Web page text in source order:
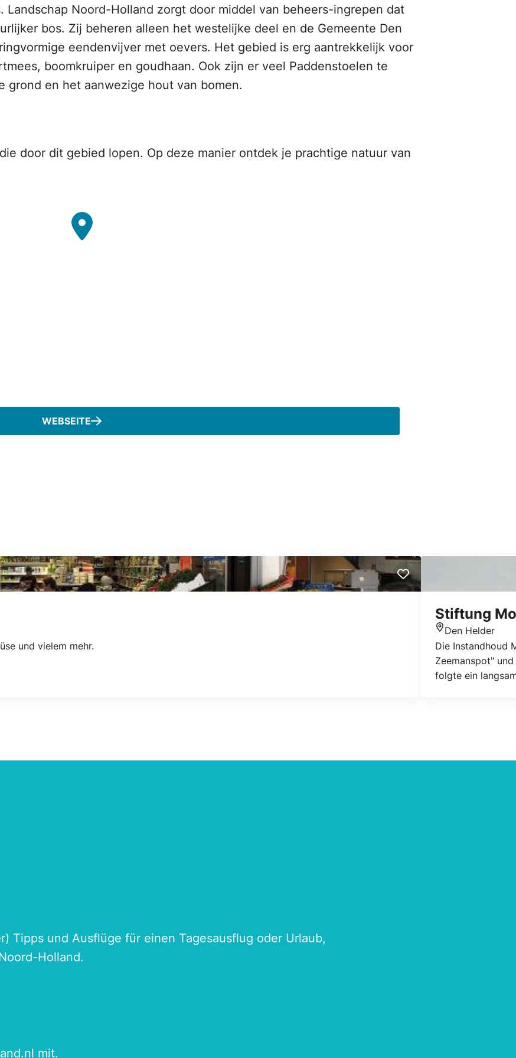
Landschap Noord-Holland zorgt door middel van beheers-ingrepen dat
bos. Zij beheren alleen het westelijke deel en de Gemeente Den
eendenvijver met oevers. Het gebied is erg aantrekkelijk voor
boomkruiper en goudhaan. Ook zijn er veel Paddenstoelen te
en het aanwezige hout van bomen.
door dit gebied lopen. Op deze manier ontdek je prachtige natuur van
WEBSEITE
und vielem mehr.
Stiftung
Den Helder
Die Instandhoud
Zeemanspot"
folgte ein
Tipps und Ausflüge für einen Tagesausflug oder Urlaub,
Holland.
mit.